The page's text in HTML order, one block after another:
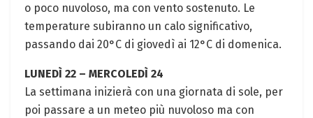
o poco nuvoloso, ma con vento sostenuto. Le
temperature subiranno un calo significativo,
passando dai 20°C di giovedì ai 12°C di domenica.
LUNEDÌ 22 – MERCOLEDÌ 24
La settimana inizierà con una giornata di sole, per
poi passare a un meteo più nuvoloso ma con